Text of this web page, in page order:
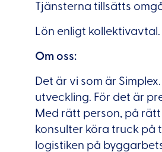
Tjänsterna tillsätts
Lön enligt kollektivavtal.
Om oss:
Det är vi som är
utveckling. För det är
Med rätt person, på
konsulter köra truck på
logistiken på